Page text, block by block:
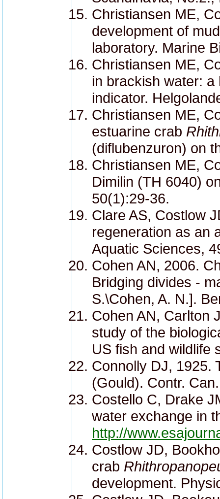
Christiansen ME,
development of
laboratory. Marine
Christiansen ME,
in brackish water:
indicator.
Christiansen ME,
estuarine crab
(diflubenzuron) on
Christiansen ME,
Dimilin (TH 6040)
50(1):29-36.
Clare AS, Costlow
regeneration as an
Aquatic Sciences,
Cohen AN, 2006.
Bridging divides -
S.\Cohen, A. N.].
Cohen AN, Carlton
study of the
US fish and wildlife
Connolly DJ, 1925.
(Gould). Contr.
Costello C, Drake
water exchange in
http://
Costlow JD,
crab
development.